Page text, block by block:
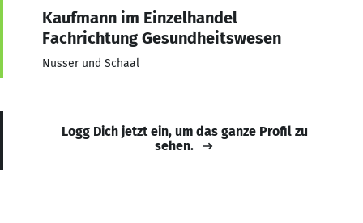
Kaufmann im Einzelhandel
Fachrichtung Gesundheitswesen
Nusser und Schaal
Logg Dich jetzt ein, um das ganze Profil zu
sehen.